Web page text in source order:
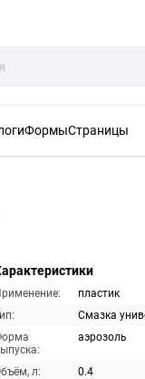
ФормыСтраницы
пластик
Смазка
аэрозоль
л:
0.4